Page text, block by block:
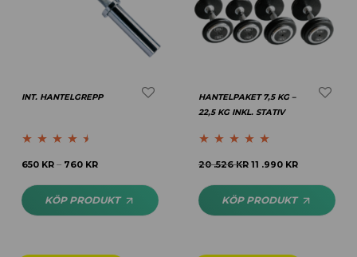
INT. HANTELGREPP
Betygsatt
650 KR – 760 KR
KÖP PRODUKT
HANTELPAKET 7,5 KG –
22,5 KG INKL. STATIV
Betygsatt5.00
20 .526KR 11 .990 KR
KÖP PRODUKT